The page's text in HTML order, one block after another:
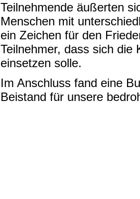
Teilnehmende äußerten
Menschen mit
ein Zeichen für den
Teilnehmer, dass sich die
einsetzen solle.
Im Anschluss fand eine
Beistand für unsere